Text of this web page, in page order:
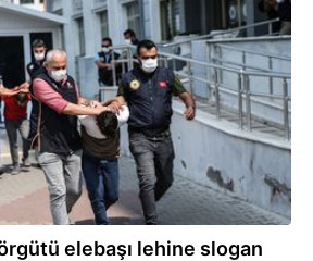
elebaşı lehine slogan